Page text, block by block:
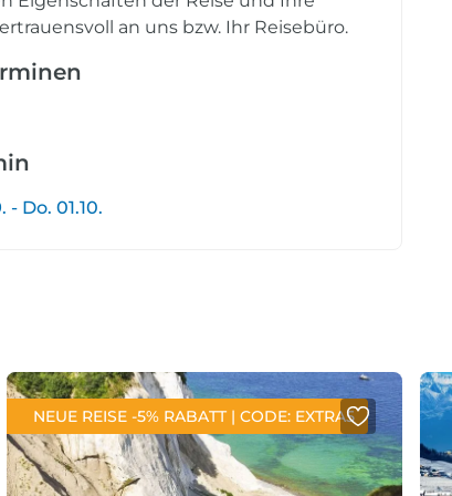
an uns bzw. Ihr Reisebüro.
Do. 01.10.
NEUE REISE -5% RABATT | CODE: EXTRA5